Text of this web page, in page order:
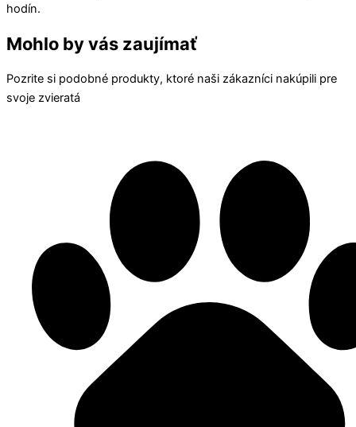
hodín.
Mohlo by vás zaujímať
Pozrite si podobné produkty, ktoré naši zákazníci nakúpili pre
svoje zvieratá